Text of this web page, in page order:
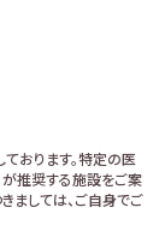
おります。特定の医
が推奨する施設をご案
ましては、ご自身でご